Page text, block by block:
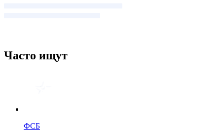
Часто ищут
ФСБ